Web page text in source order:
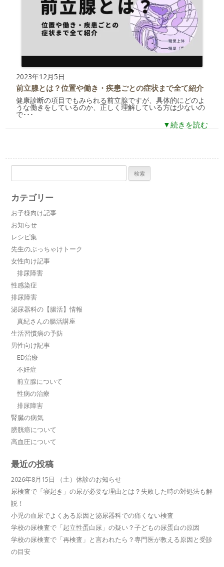
2023年12月5日
前立腺とは？位置や働き・疾患ごとの症状まで全て紹介
健康診断の項目でもみられる前立腺ですが、具体的にどのよ
うな働きをしているのか、正しく理解している方は少ないの
で･･･
▼続きを読む
索:
カテゴリー
お子様向け記事
お知らせ
レシピ集
先生のぶっちゃけトーク
女性向け記事
排尿障害
性感染症
排尿障害
泌尿器科の【腸活】情報
真紀さんの腸活講座
生活習慣病の予防
男性向け記事
ED治療
不妊症
前立腺について
性病の治療
排尿障害
腎臓の病気
膀胱癌について
高血圧について
最近の投稿
2026年8月15日 （土）休診のお知らせ
尿検査で「寝起き」の尿が必要な理由とは？失敗した時の対処法も解
説！
小児の血尿でよくある原因と泌尿器科での痛くない検査
学校の尿検査で「起立性蛋白尿」の疑い？子どもの尿蛋白の原因
学校の尿検査で「再検査」と言われたら？専門医が教える原因と受診
の目安